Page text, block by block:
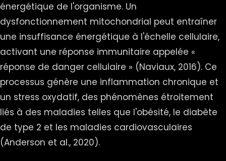
énergétique de l'organisme. Un
dysfonctionnement mitochondrial peut entraîner
une insuffisance énergétique à l'échelle cellulaire,
activant une réponse immunitaire appelée «
réponse de danger cellulaire » (Naviaux, 2016). Ce
processus génère une inflammation chronique et
un stress oxydatif, des phénomènes étroitement
liés à des maladies telles que l'obésité, le diabète
de type 2 et les maladies cardiovasculaires
(Anderson et al., 2020).